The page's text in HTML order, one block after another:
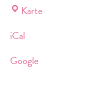
KarteLebensort
iCal
Google